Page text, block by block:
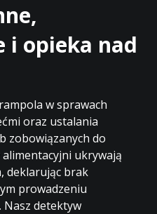
i opieka nad
w sprawach
oraz ustalania
zobowiązanych do
alimentacyjni ukrywają
deklarując brak
prowadzeniu
Nasz detektyw